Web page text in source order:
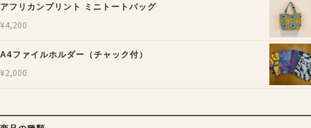
アフリカンプリント ミニトートバッグ
¥4,200
A4ファイルホルダー（チャック付）
¥2,000